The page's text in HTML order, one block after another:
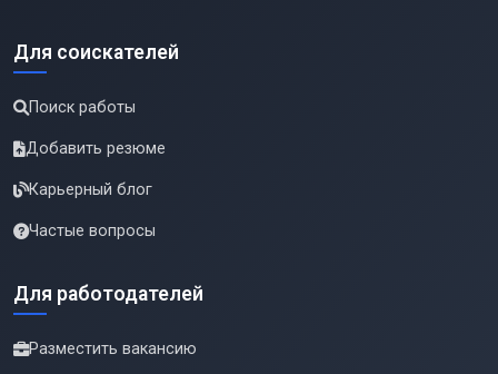
Для соискателей
Поиск работы
Добавить резюме
Карьерный блог
Частые вопросы
Для работодателей
Разместить вакансию